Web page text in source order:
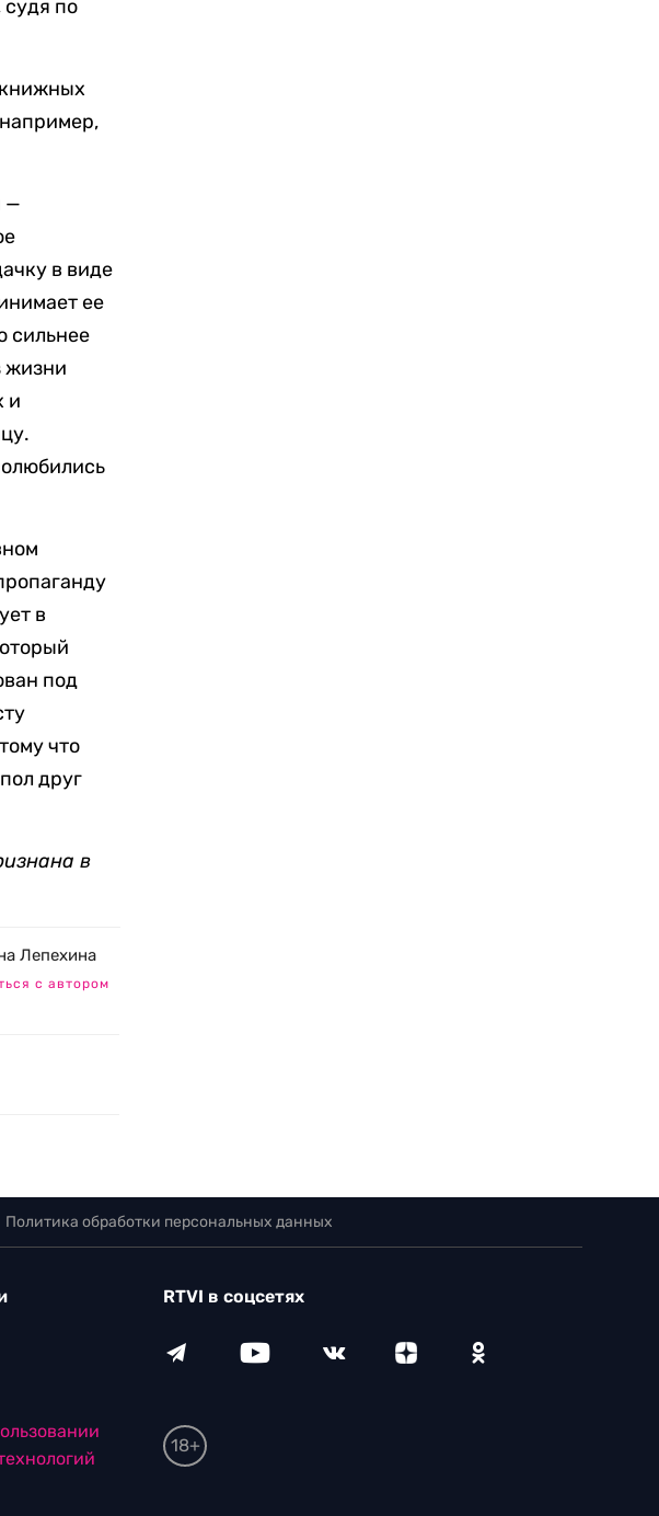
по
—
в виде
ее
сильнее
жизни
и
в
под
что
друг
в
Лепехина
с автором
Политика обработки персональных данных
RTVI в соцсетях
18+